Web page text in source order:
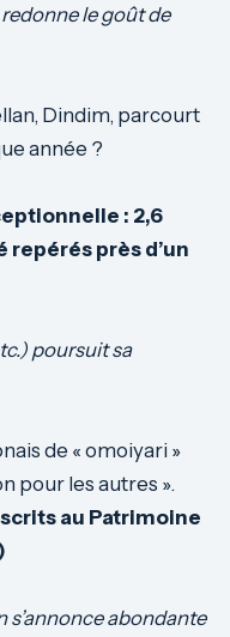
le goût de
Dindim, parcourt
année ?
: 2,6
près d’un
poursuit sa
de « omoiyari »
pour les autres ».
au Patrimoine
s’annonce abondante